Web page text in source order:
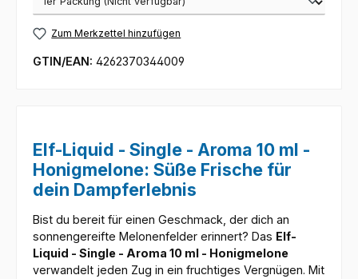
Zum Merkzettel hinzufügen
GTIN/EAN: 4262370344009
Elf-Liquid - Single - Aroma 10 ml -
Honigmelone: Süße Frische für
dein Dampferlebnis
Bist du bereit für einen Geschmack, der dich an
sonnengereifte Melonenfelder erinnert? Das Elf-
Liquid - Single - Aroma 10 ml - Honigmelone
verwandelt jeden Zug in ein fruchtiges Vergnügen. Mit